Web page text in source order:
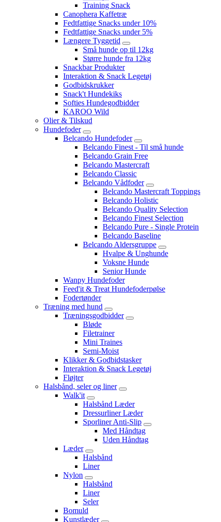
Training Snack
Canophera Kaffetræ
Fedtfattige Snacks under 10%
Fedtfattige Snacks under 5%
Længere Tyggetid
Små hunde op til 12kg
Større hunde fra 12kg
Snackbar Produkter
Interaktion & Snack Legetøj
Godbidskrukker
Snack't Hundekiks
Softies Hundegodbidder
KAROO Wild
Olier & Tilskud
Hundefoder
Belcando Hundefoder
Belcando Finest - Til små hunde
Belcando Grain Free
Belcando Mastercraft
Belcando Classic
Belcando Vådfoder
Belcando Mastercraft Toppings
Belcando Holistic
Belcando Quality Selection
Belcando Finest Selection
Belcando Pure - Single Protein
Belcando Baseline
Belcando Aldersgruppe
Hvalpe & Unghunde
Voksne Hunde
Senior Hunde
Wanpy Hundefoder
Feed'it & Treat Hundefoderpølse
Fodertønder
Træning med hund
Træningsgodbidder
Bløde
Filetrainer
Mini Traines
Semi-Moist
Klikker & Godbidstasker
Interaktion & Snack Legetøj
Fløjter
Halsbånd, seler og liner
Walk'it
Halsbånd Læder
Dressurliner Læder
Sporliner Anti-Slip
Med Håndtag
Uden Håndtag
Læder
Halsbånd
Liner
Nylon
Halsbånd
Liner
Seler
Bomuld
Kunstlæder